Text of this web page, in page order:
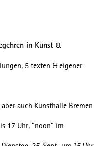
in Kunst &
5 texten & eigener
auch Kunsthalle Bremen
17 Uhr, "noon" im